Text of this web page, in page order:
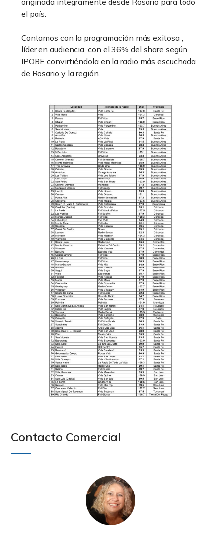
originada íntegramente desde Rosario para todo
el país.
Contamos con la programación más exitosa ,
líder en audiencia, con el 36% del share según
IPOBE convirtiéndola en la radio más escuchada
de Rosario y la región.
Contacto Comercial